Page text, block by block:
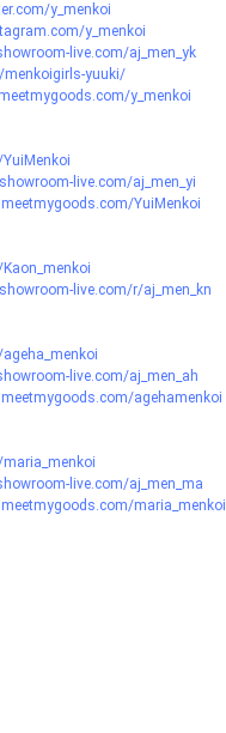
y_menkoi
y_menkoi
live.com/aj_men_yk
menkoigirls-yuuki/
y_menkoi
live.com/aj_men_yi
YuiMenkoi
live.com/r/aj_men_kn
live.com/aj_men_ah
agehamenkoi
live.com/aj_men_ma
maria_menkoi